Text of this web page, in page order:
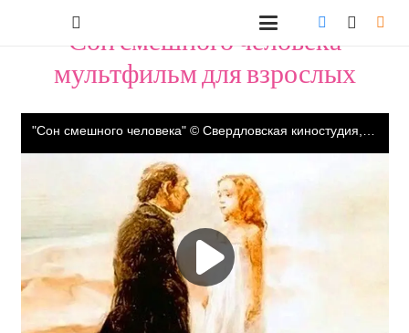
"Сон смешного человека"
мультфильм для взрослых